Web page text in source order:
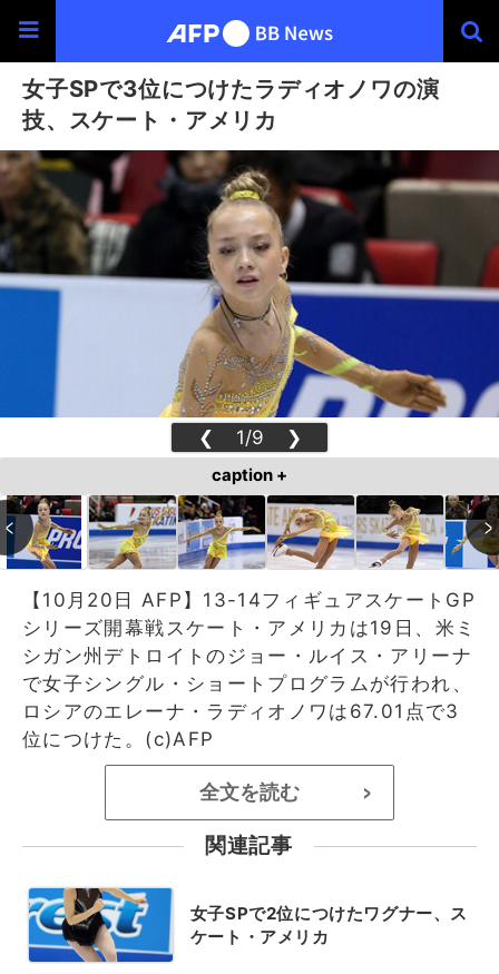
女子SPで3位につけたラディオノワの演
技、スケート・アメリカ
❮ 1/9 ❯
caption +
【10月20日 AFP】13-14フィギュアスケートGP
シリーズ開幕戦スケート・アメリカは19日、米ミ
シガン州デトロイトのジョー・ルイス・アリーナ
で女子シングル・ショートプログラムが行われ、
ロシアのエレーナ・ラディオノワは67.01点で3
位につけた。(c)AFP
全文を読む >
関連記事
女子SPで2位につけたワグナー、ス
ケート・アメリカ